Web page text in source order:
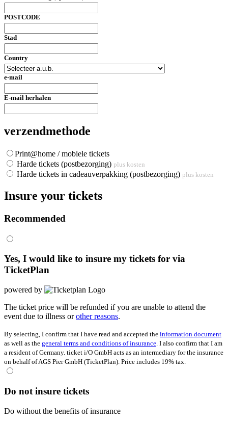
POSTCODE
Stad
Country
e-mail
E-mail herhalen
verzendmethode
Print@home / mobiele tickets
Harde tickets (postbezorging) plus kosten
Harde tickets in cadeauverpakking (postbezorging) plus kosten
Insure your tickets
Recommended
Yes, I would like to insure my tickets for via
TicketPlan
powered by
The ticket price will be refunded if you are unable to attend the
event due to illness orother reasons.
By selecting, I confirm that I have read and accepted the information document
as well as the general terms and conditions of insurance. I also confirm that I am
a resident of Germany. ticket i/O GmbH acts as an intermediary for the insurance
on behalf of AGS Pier GmbH (TicketPlan). Price includes 19% tax.
Do not insure tickets
Do without the benefits of insurance